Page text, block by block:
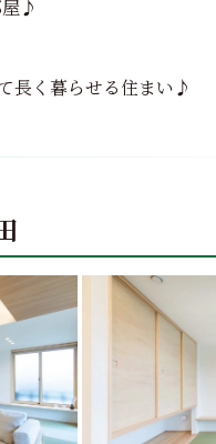
屋♪
長く暮らせる住まい♪